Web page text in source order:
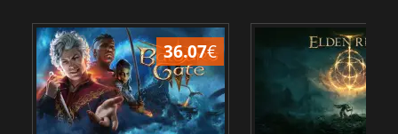
36.07€